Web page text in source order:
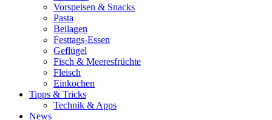
Vorspeisen & Snacks
Pasta
Beilagen
Festtags-Essen
Geflügel
Fisch & Meeresfrüchte
Fleisch
Einkochen
Tipps & Tricks
Technik & Apps
News